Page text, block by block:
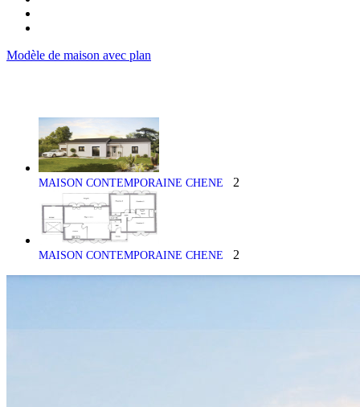
Modèle de maison avec plan
MAISON CONTEMPORAINE CHENE 2
MAISON CONTEMPORAINE CHENE 2